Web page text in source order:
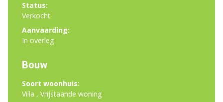
Status:
Verkocht
Aanvaarding:
In overleg
Bouw
Soort woonhuis:
Villa , Vrijstaande woning